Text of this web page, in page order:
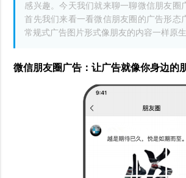
感兴趣。今天我们就来聊一聊微信朋友圈
首先我们来看一看微信朋友圈的广告形态
常规式广告图片形式像朋友的内容一样原生
微信朋友圈广告：让广告就像你身边的